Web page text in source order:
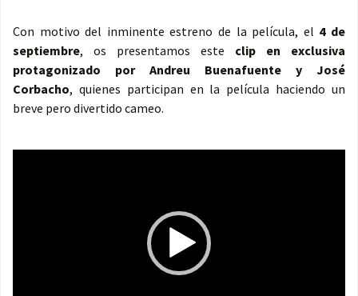
Con motivo del inminente estreno de la película, el 4 de
septiembre, os presentamos este clip en exclusiva
protagonizado por Andreu Buenafuente y José
Corbacho, quienes participan en la película haciendo un
breve pero divertido cameo.